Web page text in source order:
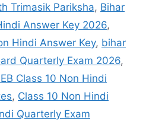
Trimasik Pariksha, Bihar
Answer Key 2026,
Hindi Answer Key, bihar
Quarterly Exam 2026,
Class 10 Non Hindi
, Class 10 Non Hindi
Quarterly Exam